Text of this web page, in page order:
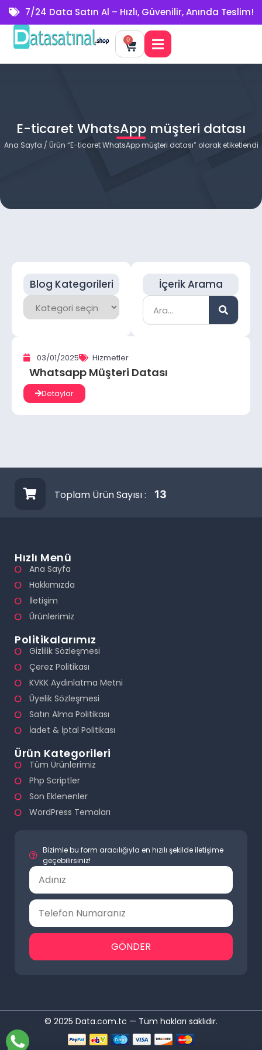
7/24 Data Satın Al – Hızlı, Güvenilir, Anında Teslim!
0
E-ticaret WhatsApp müşteri datası
Ana Sayfa / Ürün “E-ticaret WhatsApp müşteri datası” olarak etiketlendi
Blog Kategorileri İçerik Arama
03/01/2025 Hizmetler
Whatsapp Müşteri Datası
Detaylar
Toplam Ürün Sayısı : 13
Hızlı Menü
Ana Sayfa
Hakkımızda
İletişim
Ürünlerimiz
Politikalarımız
Gizlilik Sözleşmesi
Çerez Politikası
KVKK Aydınlatma Metni
Üyelik Sözleşmesi
Satın Alma Politikası
İadet & İptal Politikası
Ürün Kategorileri
Tüm Ürünlerimiz
Php Scriptler
Son Eklenenler
WordPress Temaları
Bizimle bu form aracılığıyla en hızılı şekilde iletişime
geçebilirsiniz!
GÖNDER
© 2025 Data.com.tc — Tüm hakları saklıdır.